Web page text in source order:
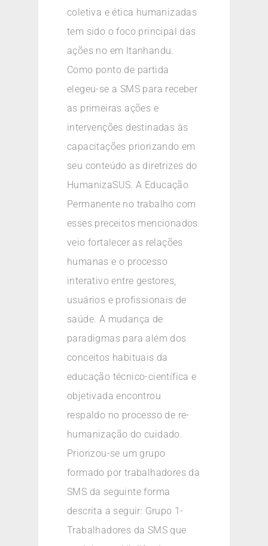
coletiva e ética humanizadas
tem sido o foco principal das
ações no em Itanhandu.
Como ponto de partida
elegeu-se a SMS para receber
as primeiras ações e
intervenções destinadas às
capacitações priorizando em
seu conteúdo as diretrizes do
HumanizaSUS. A Educação
Permanente no trabalho com
esses preceitos mencionados
veio fortalecer as relações
humanas e o processo
interativo entre gestores,
usuários e profissionais de
saúde. A mudança de
paradigmas para além dos
conceitos habituais da
educação técnico-científica e
objetivada encontrou
respaldo no processo de re-
humanização do cuidado.
Priorizou-se um grupo
formado por trabalhadores da
SMS da seguinte forma
descrita a seguir: Grupo 1-
Trabalhadores da SMS que